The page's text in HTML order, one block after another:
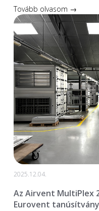
Tovább olvasom →
2025.12.04.
Az Airvent MultiPlex
Eurovent